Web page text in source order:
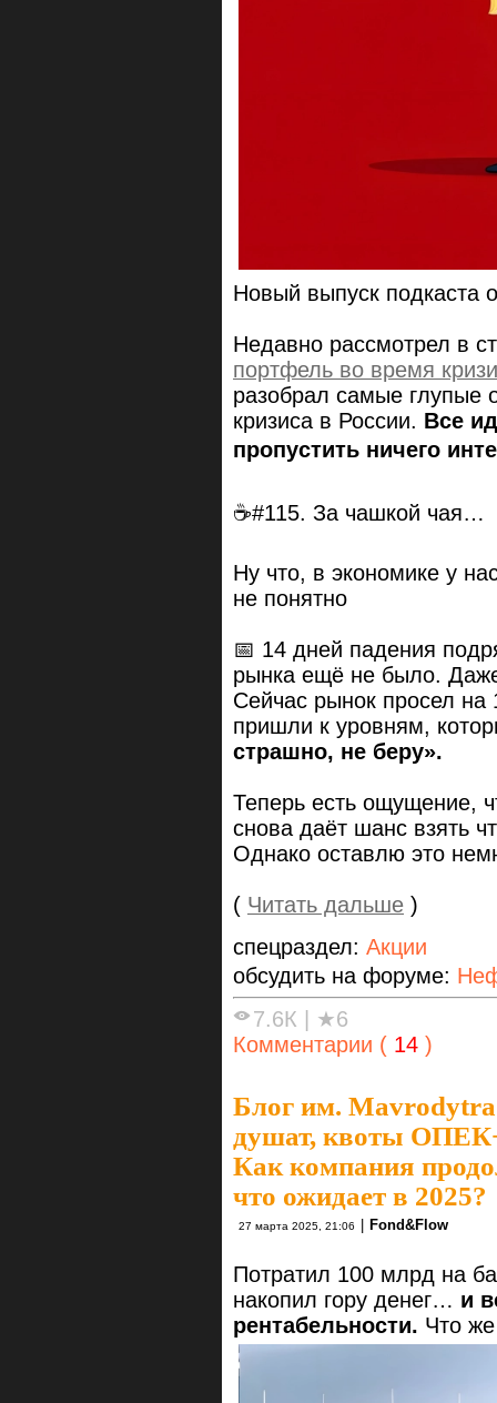
Новый выпуск подкаста
Недавно рассмотрел в
портфель во время
разобрал самые глупые
кризиса в России. Все
пропустить ничего
☕#115. За чашкой чая…
Ну что, в экономике у
не понятно
📅 14 дней падения
рынка ещё не было.
Сейчас рынок просел
пришли к уровням,
страшно, не беру».
Теперь есть ощущение,
снова даёт шанс взять
Однако оставлю это
( Читать дальше )
спецраздел: Акции
обсудить на форуме:
7.6К
★6
Комментарии ( 14 )
Блог им.
душат, квоты
Как компания
что ожидает в 2025?
27 марта 2025, 21:06 Fond&Flow
Потратил 100 млрд на
накопил гору денег… и
рентабельности. Что